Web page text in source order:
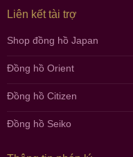
Liên kết tài trợ
Shop đồng hồ Japan
Đồng hồ Orient
Đồng hồ Citizen
Đồng hồ Seiko